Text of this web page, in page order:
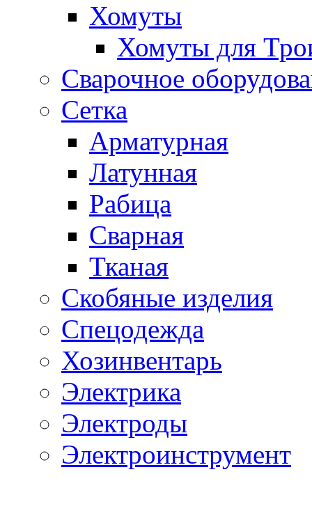
Хомуты
Хомуты для
Сварочное
Сетка
Арматурная
Латунная
Рабица
Сварная
Тканая
Скобяные изделия
Спецодежда
Хозинвентарь
Электрика
Электроды
Электроинструмент